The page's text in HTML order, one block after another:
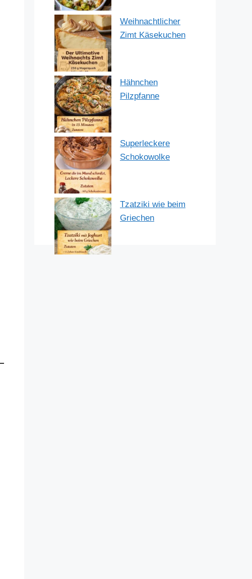
Weihnachtlicher
Zimt Käsekuchen
Hähnchen
Pilzpfanne
Superleckere
Schokowolke
Tzatziki wie beim
Griechen